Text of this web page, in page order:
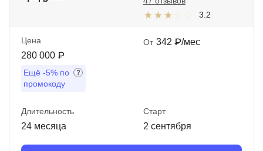
3.2
Цена
280 000 ₽
Ещё -5% по
промокоду
От 342 ₽/мес
Длительность
24 месяца
Старт
2 сентября